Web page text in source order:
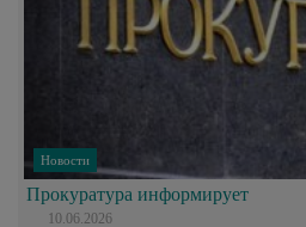
Новости
Прокуратура информирует
10.06.2026